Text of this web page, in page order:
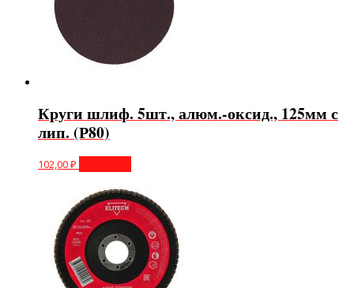
Круги шлиф. 5шт., алюм.-оксид., 125мм с
лип. (Р80)
102,00₽